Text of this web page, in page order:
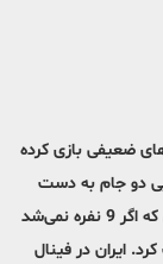
روی نیمکت خود دارد، با تیم‌های ضعیفی بازی کرده
دو جام به دست
آورده؛ اولی تورنمنت کافا و بعدی مسابقات چهارجانبه اردن. ایران در تورنمنت کافا، قرقیزستان را با نتیجه 5 بر یک شکست داد؛ تیمی که اگر 9 نفره نمی‌شد
ایران در فینال